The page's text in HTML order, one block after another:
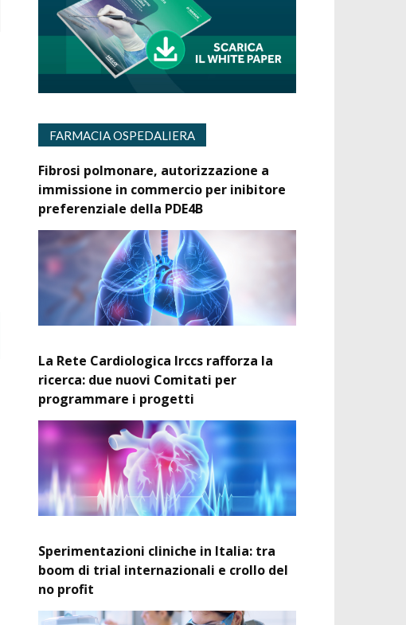
FARMACIA OSPEDALIERA
Fibrosi polmonare, autorizzazione a
immissione in commercio per inibitore
preferenziale della PDE4B
La Rete Cardiologica Irccs rafforza la
ricerca: due nuovi Comitati per
programmare i progetti
Sperimentazioni cliniche in Italia: tra
boom di trial internazionali e crollo del
no profit